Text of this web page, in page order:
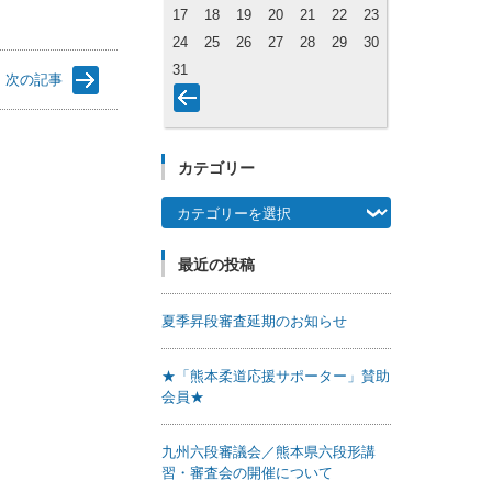
次の記事
17
18 19 20 21 22
23
24
25 26 27 28 29
30
31
カテゴリー
カテゴリー
最近の投稿
夏季昇段審査延期のお知らせ
★「熊本柔道応援サポーター」賛助
会員★
九州六段審議会／熊本県六段形講
習・審査会の開催について